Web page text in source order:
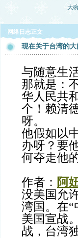
大
网络日志正文
现在关于台湾的
与随意生
那就是：
华人民共
个！赖清
呀。
他假如以
办呀？要
何夺走他
作者： 阿
没美国允
湾国。在
美国宣战
战，台湾